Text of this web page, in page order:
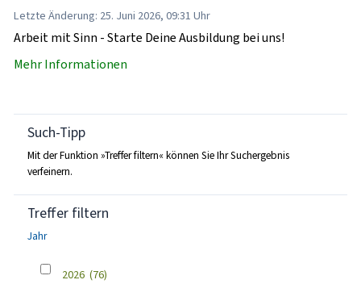
Letzte Änderung: 25. Juni 2026, 09:31 Uhr
Arbeit mit Sinn - Starte Deine Ausbildung bei uns!
Mehr Informationen
Such-Tipp
Mit der Funktion »Treffer filtern« können Sie Ihr Suchergebnis
verfeinern.
Treffer filtern
Jahr
2026 (76)